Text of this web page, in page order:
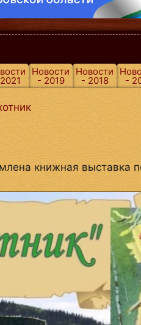
Новости
- 2019
Новости
- 2018 -
книжная выставка